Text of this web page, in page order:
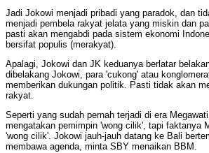
Jadi Jokowi menjadi pribadi yang paradok, dan
menjadi pembela rakyat jelata yang miskin dan
pasti akan mengabdi pada sistem ekonomi
bersifat populis (merakyat).
Apalagi, Jokowi dan JK keduanya berlatar
dibelakang Jokowi, para 'cukong' atau
memberikan dukungan politik. Pasti tidak akan
rakyat.
Seperti yang sudah pernah terjadi di era
mengatakan pemimpin 'wong cilik', tapi faktanya
'wong cilik'. Jokowi jauh-jauh datang ke Bali
membawa agenda, minta SBY menaikan BBM.